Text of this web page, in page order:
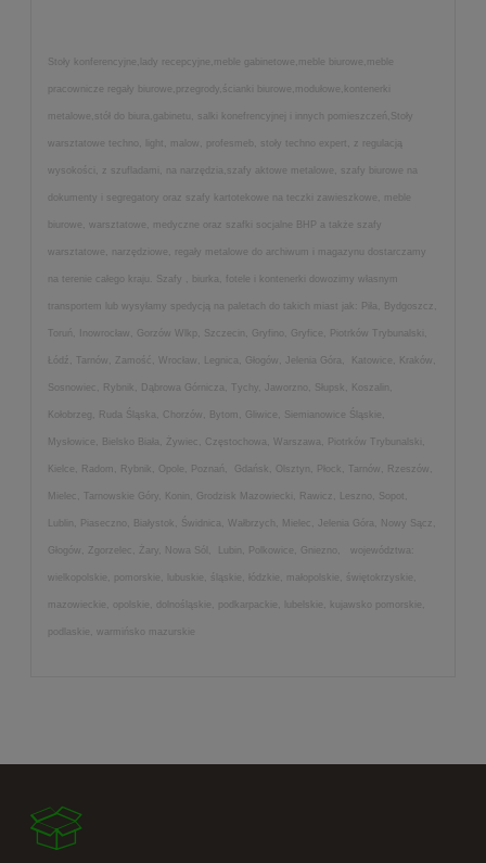
Stoły konferencyjne,lady recepcyjne,meble gabinetowe,meble biurowe,meble
pracownicze regały biurowe,przegrody,ścianki biurowe,modułowe,kontenerki
metalowe,stół do biura,gabinetu, salki konefrencyjnej i innych pomieszczeń,Stoły
warsztatowe techno, light, malow, profesmeb, stoły techno expert, z regulacją
wysokości, z szufladami, na narzędzia,szafy aktowe metalowe, szafy biurowe na
dokumenty i segregatory oraz szafy kartotekowe na teczki zawieszkowe, meble
biurowe, warsztatowe, medyczne oraz szafki socjalne BHP a także szafy
warsztatowe, narzędziowe, regały metalowe do archiwum i magazynu dostarczamy
na terenie całego kraju. Szafy , biurka, fotele i kontenerki dowozimy własnym
transportem lub wysyłamy spedycją na paletach do takich miast jak: Piła, Bydgoszcz,
Toruń, Inowrocław, Gorzów Wlkp, Szczecin, Gryfino, Gryfice, Piotrków Trybunalski,
Łódź, Tarnów, Zamość, Wrocław, Legnica, Głogów, Jelenia Góra, Katowice, Kraków,
Sosnowiec, Rybnik, Dąbrowa Górnicza, Tychy, Jaworzno, Słupsk, Koszalin,
Kołobrzeg, Ruda Śląska, Chorzów, Bytom, Gliwice, Siemianowice Śląskie,
Mysłowice, Bielsko Biała, Żywiec, Częstochowa, Warszawa, Piotrków Trybunalski,
Kielce, Radom, Rybnik, Opole, Poznań, Gdańsk, Olsztyn, Płock, Tarnów, Rzeszów,
Mielec, Tarnowskie Góry, Konin, Grodzisk Mazowiecki, Rawicz, Leszno, Sopot,
Lublin, Piaseczno, Białystok, Świdnica, Wałbrzych, Mielec, Jelenia Góra, Nowy Sącz,
Głogów, Zgorzelec, Żary, Nowa Sól, Lubin, Polkowice, Gniezno, województwa:
wielkopolskie, pomorskie, lubuskie, śląskie, łódzkie, małopolskie, świętokrzyskie,
mazowieckie, opolskie, dolnośląskie, podkarpackie, lubelskie, kujawsko pomorskie,
podlaskie, warmińsko mazurskie